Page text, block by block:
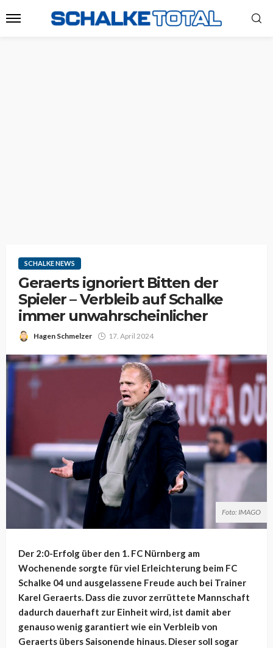
SCHALKE NEWS
Geraerts ignoriert Bitten der
Spieler – Verbleib auf Schalke
immer unwahrscheinlicher
Hagen Schmelzer 17. April 2024
Foto: IMAGO
Der 2:0-Erfolg über den 1. FC Nürnberg am
Wochenende sorgte für viel Erleichterung beim FC
Schalke 04 und ausgelassene Freude auch bei Trainer
Karel Geraerts. Dass die zuvor zerrüttete Mannschaft
dadurch dauerhaft zur Einheit wird, ist damit aber
genauso wenig garantiert wie ein Verbleib von
Geraerts übers Saisonende hinaus. Dieser soll sogar